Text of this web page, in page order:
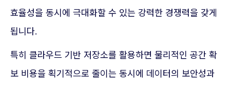
효율성을 동시에 극대화할 수 있는 강력한 경쟁력을 갖게
됩니다.
특히 클라우드 기반 저장소를 활용하면 물리적인 공간 확
보 비용을 획기적으로 줄이는 동시에 데이터의 보안성과